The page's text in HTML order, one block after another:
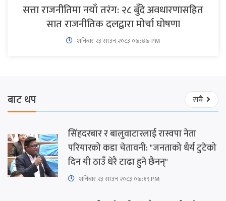
सत्ता राजनीतिमा नयाँ तरंग: २८ बुँदे अवधारणासहित
सात राजनीतिक दलद्वारा मोर्चा घोषणा
शनिबार २३ साउन २०८३ ०७:४७ PM
बाट थप सबै
सिंहदरबार र बालुवाटारलाई रास्वपा नेता
परियारको कडा चेतावनी: "जनताको धैर्य टुटेको
दिन यी ठाउँ धेरै टाढा हुने छैनन्"
शनिबार २३ साउन २०८३ ०७:१९ PM